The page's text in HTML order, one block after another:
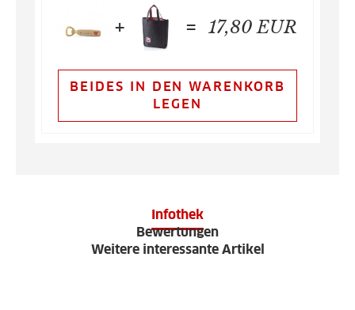
+ = 17,80EUR
BEIDES IN DEN WARENKORB
LEGEN
Infothek
Bewertungen
Weitere interessante Artikel